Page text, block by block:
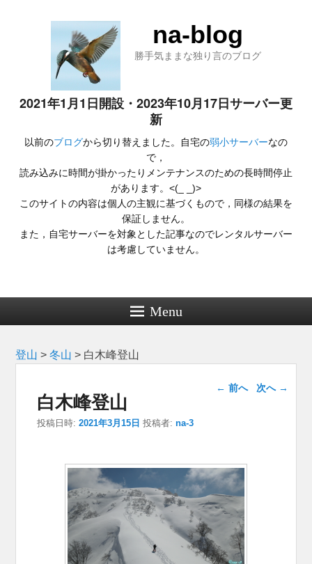
na-blog
勝手気ままな独り言のブログ
2021年1月1日開設・2023年10月17日サーバー更
新
以前のブログから切り替えました。自宅の弱小サーバーなの
で，
読み込みに時間が掛かったりメンテナンスのための長時間停止
があります。<(_ _)>
このサイトの内容は個人の主観に基づくもので，同様の結果を
保証しません。
また，自宅サーバーを対象とした記事なのでレンタルサーバー
は考慮していません。
Menu
登山 >冬山 > 白木峰登山
投稿ナビゲー
ション
← 前へ 次へ →
白木峰登山
投稿日時:2021年3月15日 投稿者:na-3